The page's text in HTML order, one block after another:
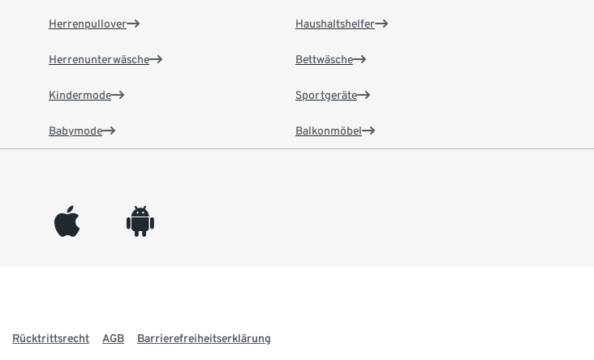
Herrenpullover
Herrenunterwäsche
Kindermode
Babymode
Haushaltshelfer
Bettwäsche
Sportgeräte
Balkonmöbel
appleinc android
Rücktrittsrecht AGB Barrierefreiheitserklärung